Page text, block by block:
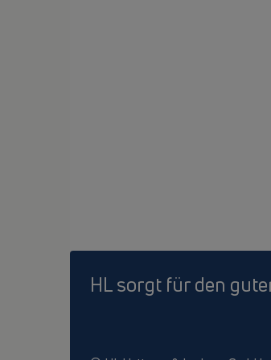
HL sorgt für den